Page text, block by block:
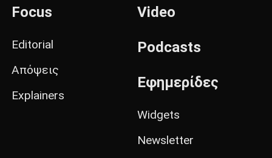
Focus
Editorial
Απόψεις
Explainers
Video
Podcasts
Εφημερίδες
Widgets
Newsletter